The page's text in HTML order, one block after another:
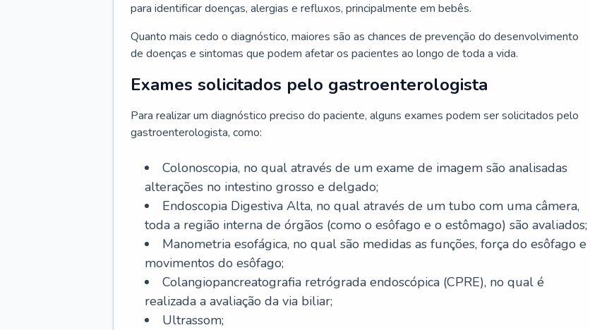
para identificar doenças, alergias e refluxos, principalmente em bebês.
Quanto mais cedo o diagnóstico, maiores são as chances de prevenção do desenvolvimento
de doenças e sintomas que podem afetar os pacientes ao longo de toda a vida.
Exames solicitados pelo gastroenterologista
Para realizar um diagnóstico preciso do paciente, alguns exames podem ser solicitados pelo
gastroenterologista, como:
Colonoscopia, no qual através de um exame de imagem são analisadas
alterações no intestino grosso e delgado;
Endoscopia Digestiva Alta, no qual através de um tubo com uma câmera,
toda a região interna de órgãos (como o esôfago e o estômago) são avaliados;
Manometria esofágica, no qual são medidas as funções, força do esôfago e
movimentos do esôfago;
Colangiopancreatografia retrógrada endoscópica (CPRE), no qual é
realizada a avaliação da via biliar;
Ultrassom;